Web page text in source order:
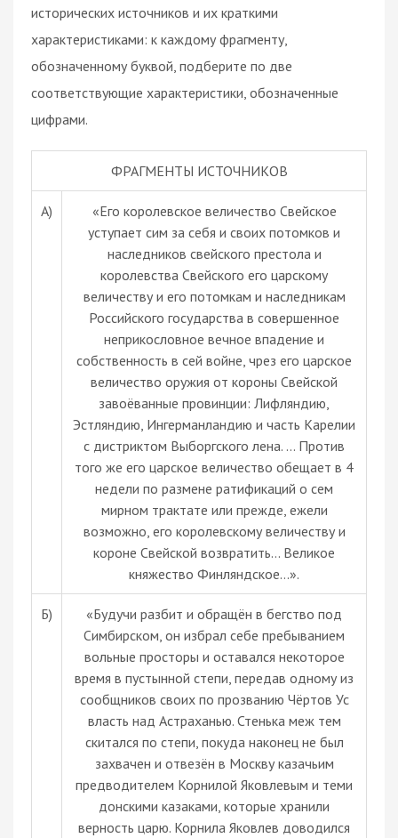
исторических источников и их краткими
характеристиками: к каждому фрагменту,
обозначенному буквой, подберите по две
соответствующие характеристики, обозначенные
цифрами.
ФРАГМЕНТЫ ИСТОЧНИКОВ
A)
«Его королевское величество Свейское
уступает сим за себя и своих потомков и
наследников свейского престола и
королевства Свейского его царскому
величеству и его потомкам и наследникам
Российского государства в совершенное
неприкословное вечное впадение и
собственность в сей войне, чрез его царское
величество оружия от короны Свейской
завоёванные провинции: Лифляндию,
Эстляндию, Ингерманландию и часть Карелии
с дистриктом Выборгского лена. … Против
того же его царское величество обещает в 4
недели по размене ратификаций о сем
мирном трактате или прежде, ежели
возможно, его королевскому величеству и
короне Свейской возвратить… Великое
княжество Финляндское…».
Б)
«Будучи разбит и обращён в бегство под
Симбирском, он избрал себе пребыванием
вольные просторы и оставался некоторое
время в пустынной степи, передав одному из
сообщников своих по прозванию Чёртов Ус
власть над Астраханью. Стенька меж тем
скитался по степи, покуда наконец не был
захвачен и отвезён в Москву казачьим
предводителем Корнилой Яковлевым и теми
донскими казаками, которые хранили
верность царю. Корнила Яковлев доводился